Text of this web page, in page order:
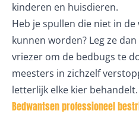
kinderen en huisdieren.
Heb je spullen die niet in de
kunnen worden? Leg ze
vriezer om de bedbugs te
meesters in zichzelf
letterlijk elke kier behandelt.
Bedwantsen professioneel